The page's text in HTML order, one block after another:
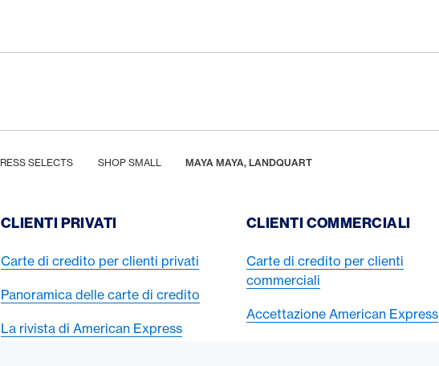
SELECTS SHOP SMALL MAYA MAYA, LANDQUART
CLIENTI PRIVATI
Carte di credito per clienti privati
Panoramica delle carte di credito
La rivista di American Express
CLIENTI COMMERCIALI
Carte di credito per clienti
commerciali
Accettazione American Express